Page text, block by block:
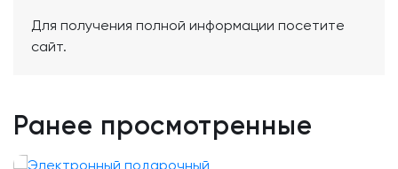
Для получения полной информации посетите
сайт.
Ранее просмотренные